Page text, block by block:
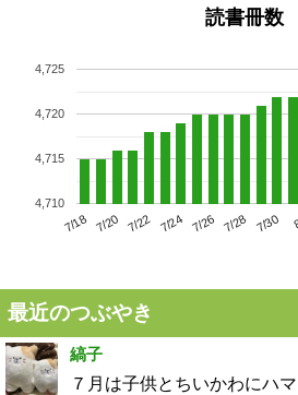
読書冊数
7/18 7/20 7/22 7/24 7/26 7/28 7/30
4,710
4,715
4,720
4,725
最近のつぶやき
縞子
７月は子供とちいかわにハ